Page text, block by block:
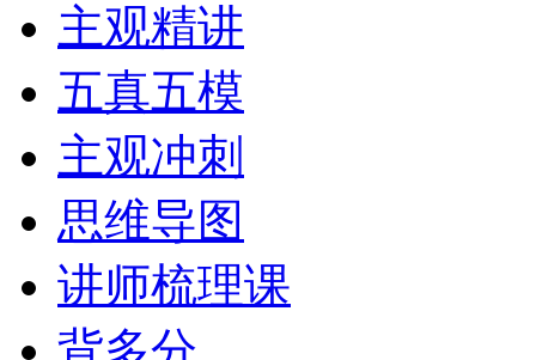
主观精讲
五真五模
主观冲刺
思维导图
讲师梳理课